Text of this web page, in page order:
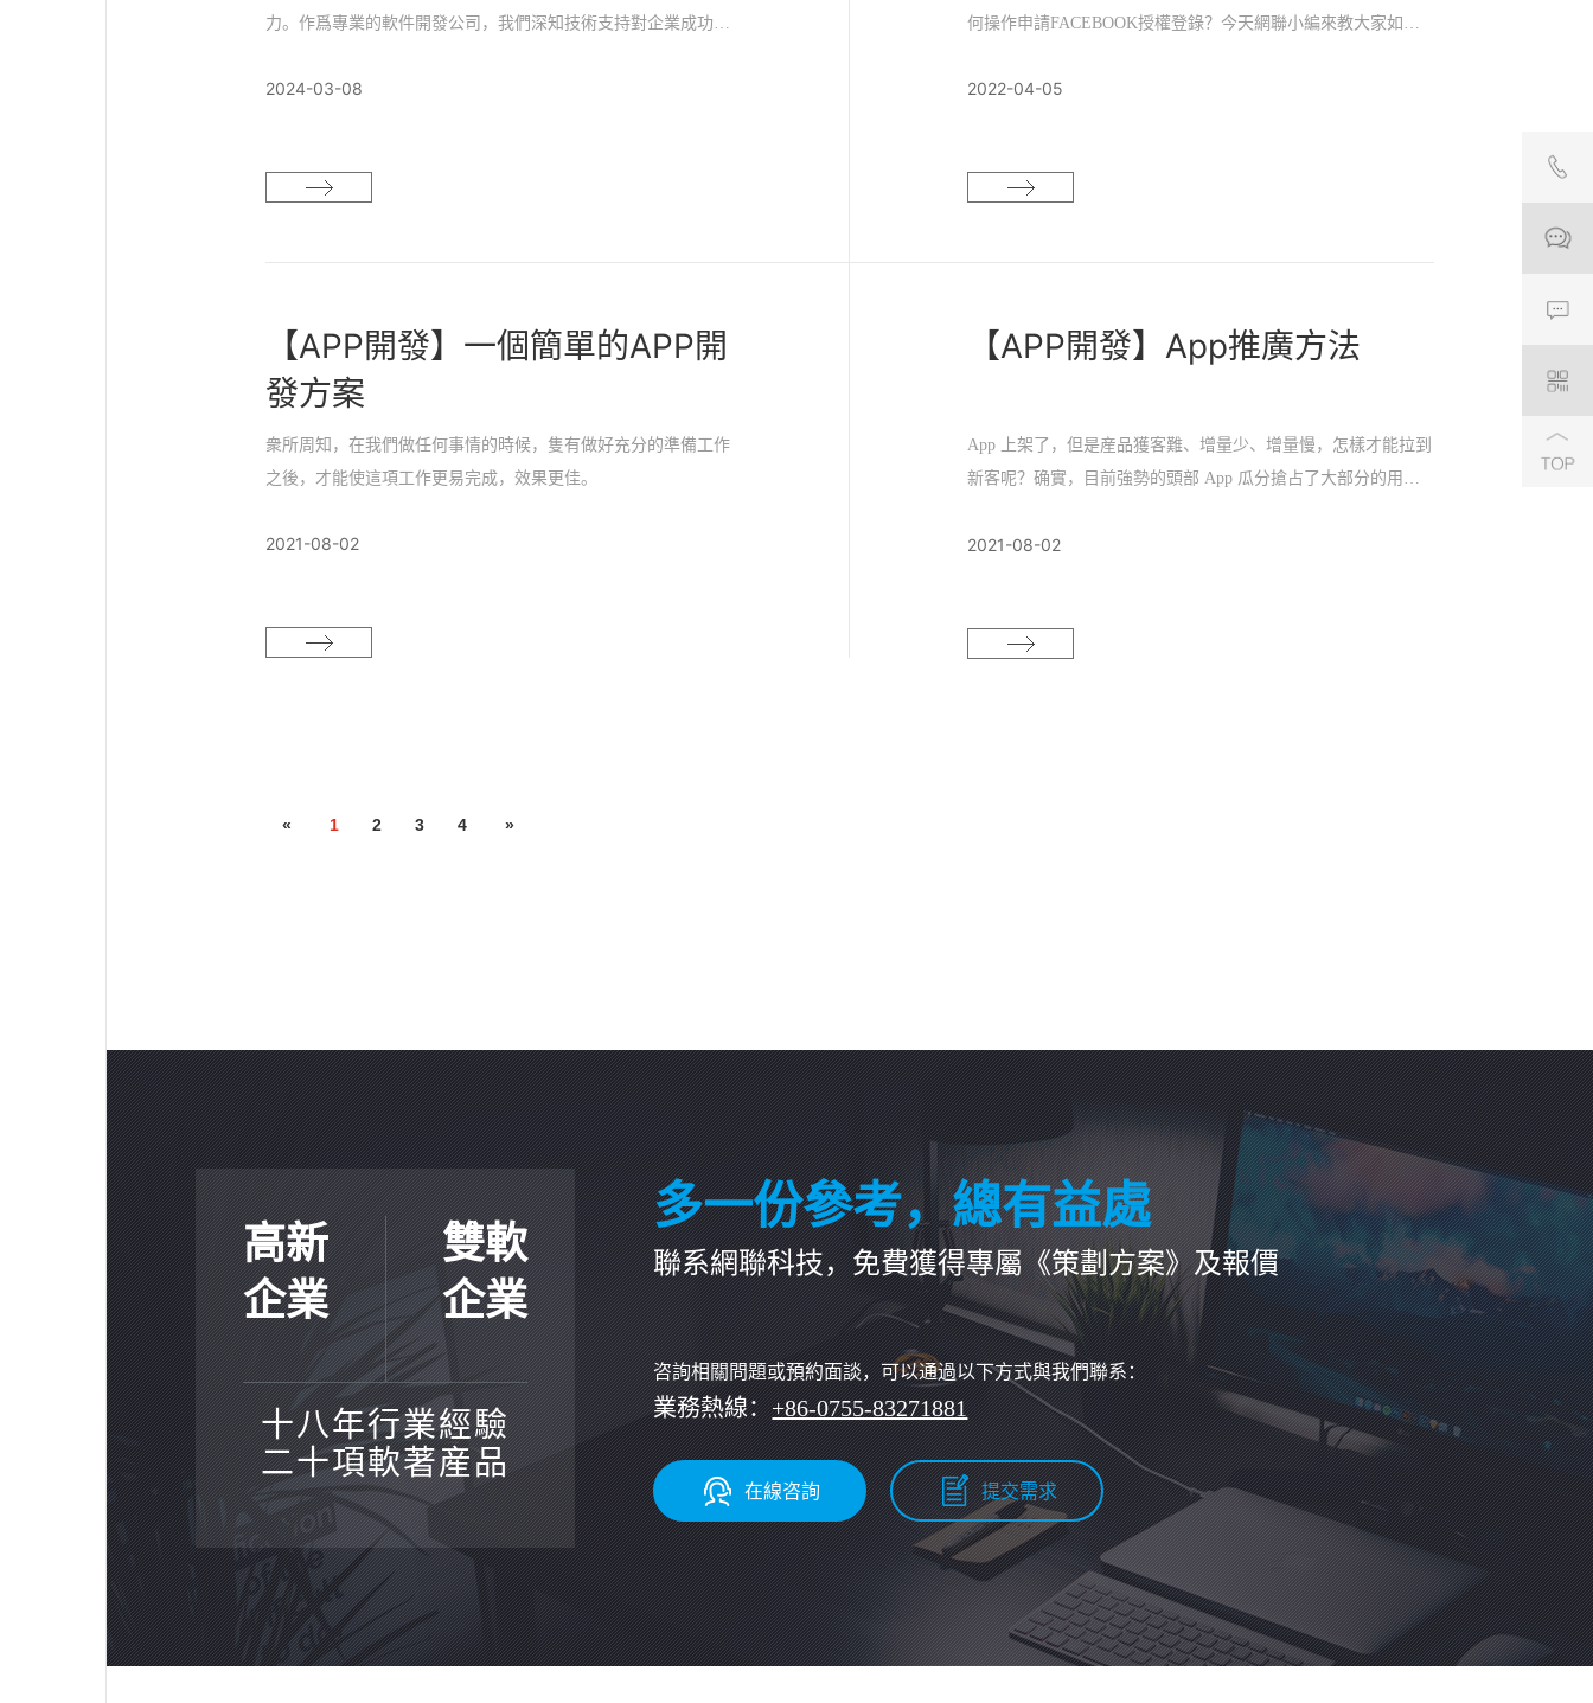
力。作爲專業的軟件開發公司，我們深知技術支持對企業成功至
務保駕護航。
2024-03-08
何操作申請FACEBOOK授權登錄？今天網聯小編來教大家如何
2022-04-05
【APP開發】一個簡單的APP開
發方案
衆所周知，在我們做任何事情的時候，隻有做好充分的準備工作
之後，才能使這項工作更易完成，效果更佳。
2021-08-02
【APP開發】App推廣方法
App 上架了，但是産品獲客難、增量少、增量慢，怎樣才能拉到
新客呢？确實，目前強勢的頭部 App 瓜分搶占了大部分的用戶
再是獨寵。移動互聯網紅利似乎消失了，那我們要如何進行 App
2021-08-02
« 1 2 3 4 »
高新
企業
雙軟
企業
十八年行業經驗
二十項軟著産品
多一份參考，總有益處
聯系網聯科技，免費獲得專屬《策劃方案》及報價
咨詢相關問題或預約面談，可以通過以下方式與我們聯系：
業務熱線：+86-0755-83271881
在線咨詢 提交需求